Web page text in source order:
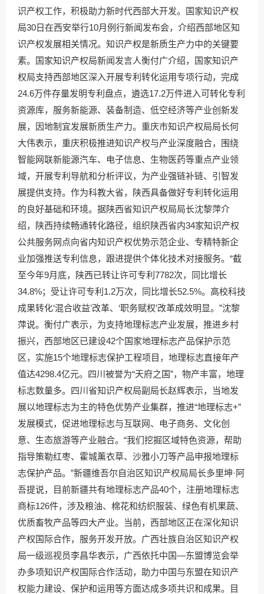
识产权工作，积极助力新时代西部大开发。国家知识产权
局30日在西安举行10月例行新闻发布会，介绍西部地区知
识产权发展相关情况。知识产权是新质生产力中的关键要
素。国家知识产权局新闻发言人衡付广介绍，国家知识产
权局支持西部地区深入开展专利转化运用专项行动，完成
24.6万件存量发明专利盘点，遴选17.2万件进入可转化专利
资源库，服务新能源、装备制造、低空经济等产业创新发
展，因地制宜发展新质生产力。重庆市知识产权局局长何
大伟表示，重庆积极推进知识产权与产业深度融合，围绕
智能网联新能源汽车、电子信息、生物医药等重点产业领
域，开展专利导航和分析评议，为产业强链补链、引智发
展提供支持。作为科教大省，陕西具备做好专利转化运用
的良好基础和环境。据陕西省知识产权局局长沈黎萍介
绍，陕西持续畅通转化路径，组织陕西省内34家知识产权
公共服务网点向省内知识产权优势示范企业、专精特新企
业加强推送专利信息，跟进提供个体化技术对接服务。“截
至今年9月底，陕西已转让许可专利7782次，同比增长
34.8%；受让许可专利1.2万次，同比增长52.5%。高校科技
成果转化‘混合收益’改革、‘职务赋权’改革成效明显。”沈黎
萍说。衡付广表示，为支持地理标志产业发展，推进乡村
振兴，西部地区已建设42个国家地理标志产品保护示范
区，实施15个地理标志保护工程项目，地理标志直接年产
值达4298.4亿元。四川被誉为“天府之国”，物产丰富，地理
标志数量多。四川省知识产权局副局长赵辉表示，当地发
展以地理标志为主的特色优势产业集群，推进“地理标志+”
发展模式，促进地理标志与互联网、电子商务、文化创
意、生态旅游等产业融合。“我们挖掘区域特色资源，帮助
指导策勒红枣、霍城薰衣草、沙雅小刀等产品申报地理标
志保护产品。”新疆维吾尔自治区知识产权局局长多里坤·阿
吾提说，目前新疆共有地理标志产品40个，注册地理标志
商标126件，涉及粮油、棉花和纺织服装、绿色有机果蔬、
优质畜牧产品等四大产业。当前，西部地区正在深化知识
产权国际合作，服务开发开放。广西壮族自治区知识产权
局一级巡视员李昌华表示，广西依托中国—东盟博览会举
办多项知识产权国际合作活动，助力中国与东盟在知识产
权能力建设、保护和运用等方面达成多项共识和成果。目